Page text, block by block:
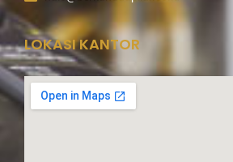
LOKASI KANTOR